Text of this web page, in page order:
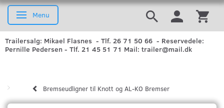
Skifte navigation
Menu
Trailersalg: Mikael Flasnes - Tlf. 26 71 50 66 - Reservedele:
Pernille Pedersen - Tlf. 21 45 51 71 Mail: trailer@mail.dk
Bremseudligner til Knott og AL-KO Bremser